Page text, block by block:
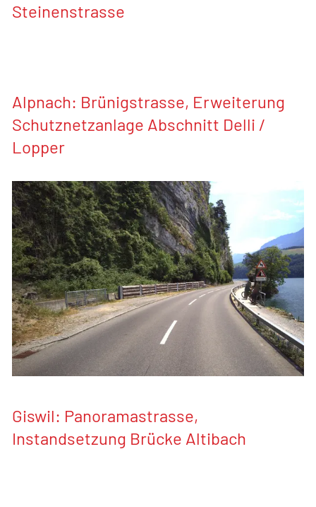
Steinenstrasse
Alpnach: Brünigstrasse, Erweiterung
Schutznetzanlage Abschnitt Delli /
Lopper
Giswil: Panoramastrasse,
Instandsetzung Brücke Altibach